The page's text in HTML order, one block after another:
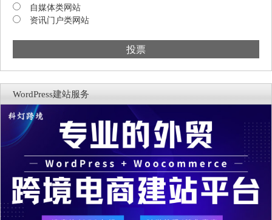
自媒体类网站
资讯门户类网站
投票
WordPress建站服务